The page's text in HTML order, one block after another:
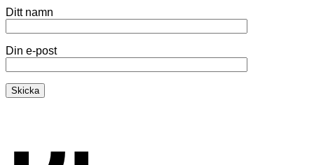
Ditt namn
Din e-post